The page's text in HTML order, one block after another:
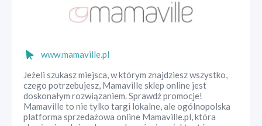
www.mamaville.pl
Jeżeli szukasz miejsca, w którym znajdziesz wszystko,
czego potrzebujesz, Mamaville sklep online jest
doskonałym rozwiązaniem. Sprawdź promocje!
Mamaville to nie tylko targi lokalne, ale ogólnopolska
platforma sprzedażowa online Mamaville.pl, która